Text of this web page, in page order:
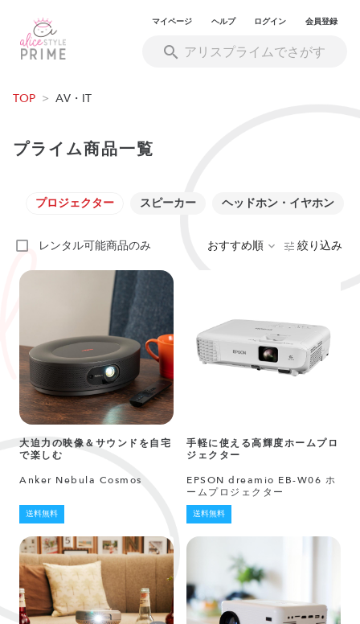
マイページ ヘルプ ログイン 会員登録
TOP > AV・IT
プライム商品一覧
プロジェクター スピーカー ヘッドホン・イヤホン
レンタル可能商品のみ おすすめ順 絞り込み
大迫力の映像＆サウンドを自宅
で楽しむ
Anker Nebula Cosmos
送料無料
手軽に使える高輝度ホームプロ
ジェクター
EPSON dreamio EB-W06 ホ
ームプロジェクター
送料無料